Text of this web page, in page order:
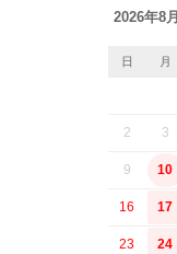
2026年8月
日 月
2 3
9 10
16 17
23 24